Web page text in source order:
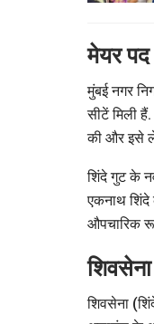
मेयर
मुंबई नगर
सीटें मिली
की और इसे
शिंदे गुट के
एकनाथ शिंदे
औपचारिक
शिवसेना